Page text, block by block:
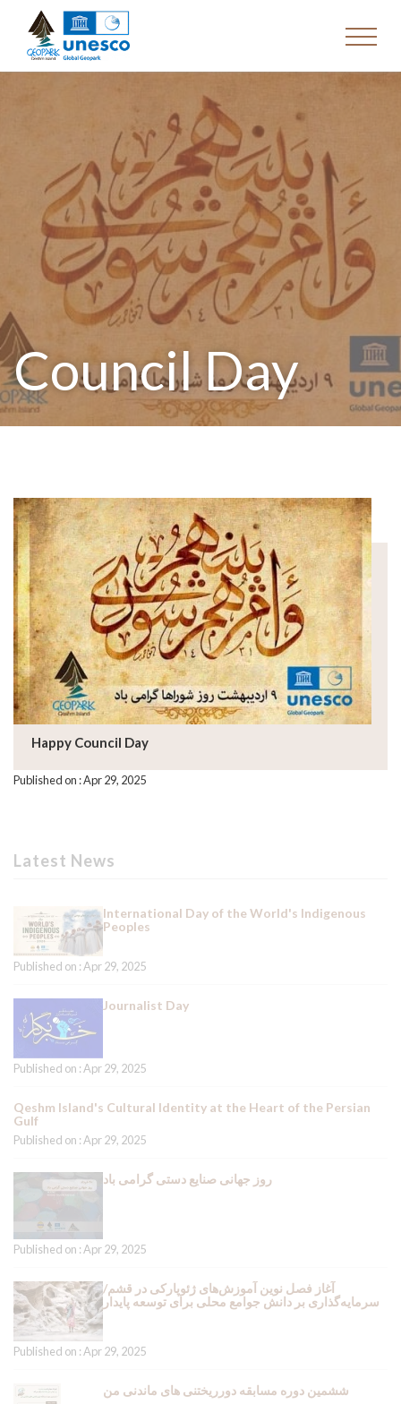
Council Day
Happy Council Day
Published on : Apr 29, 2025
Latest News
International Day of the World's Indigenous
Peoples
Published on : Apr 29, 2025
Journalist Day
Published on : Apr 29, 2025
Qeshm Island's Cultural Identity at the Heart of the Persian
Gulf
Published on : Apr 29, 2025
روز جهانی صنایع دستی گرامی باد
Published on : Apr 29, 2025
آغاز فصل نوین آموزش‌های ژئوپارکی در قشم/
سرمایه‌گذاری بر دانش جوامع محلی برای توسعه پایدار
Published on : Apr 29, 2025
ششمین دوره مسابقه دورریختنی های ماندنی من